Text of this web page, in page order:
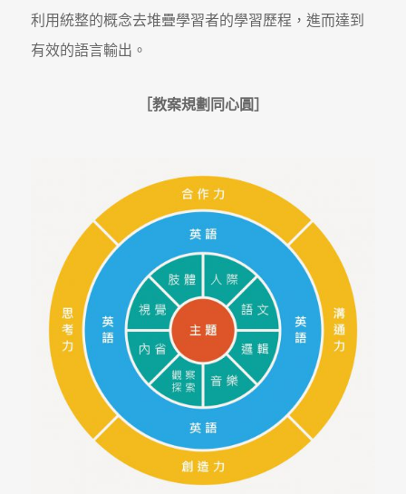
利用統整的概念去堆疊學習者的學習歷程，進而達到
有效的語言輸出。
教案規劃同心圓］